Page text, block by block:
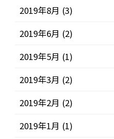
2019年8月 (3)
2019年6月 (2)
2019年5月 (1)
2019年3月 (2)
2019年2月 (2)
2019年1月 (1)